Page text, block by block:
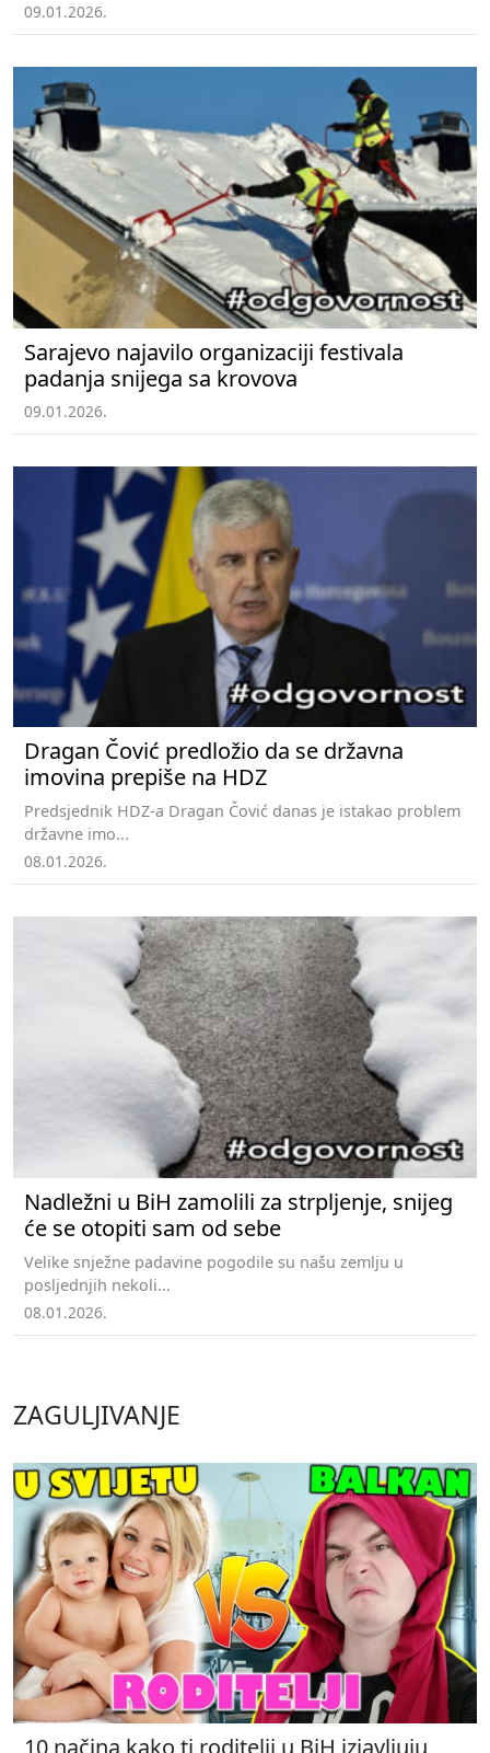
09.01.2026.
Sarajevo najavilo organizaciji festivala
padanja snijega sa krovova
09.01.2026.
Dragan Čović predložio da se državna
imovina prepiše na HDZ
Predsjednik HDZ-a Dragan Čović danas je istakao problem
državne imo...
08.01.2026.
Nadležni u BiH zamolili za strpljenje, snijeg
će se otopiti sam od sebe
Velike snježne padavine pogodile su našu zemlju u
posljednjih nekoli...
08.01.2026.
ZAGULJIVANJE